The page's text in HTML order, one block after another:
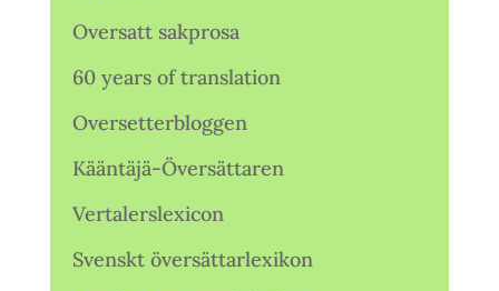
Oversatt sakprosa
60 years of translation
Oversetterbloggen
Kääntäjä-Översättaren
Vertalerslexicon
Svenskt översättarlexikon